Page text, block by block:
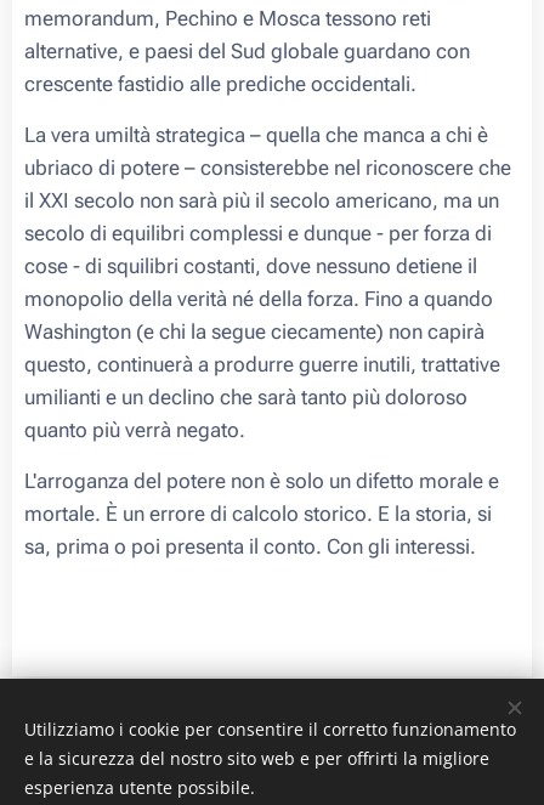
memorandum, Pechino e Mosca tessono reti
alternative, e paesi del Sud globale guardano con
crescente fastidio alle prediche occidentali.
La vera umiltà strategica – quella che manca a chi è
ubriaco di potere – consisterebbe nel riconoscere che
il XXI secolo non sarà più il secolo americano, ma un
secolo di equilibri complessi e dunque - per forza di
cose - di squilibri costanti, dove nessuno detiene il
monopolio della verità né della forza. Fino a quando
Washington (e chi la segue ciecamente) non capirà
questo, continuerà a produrre guerre inutili, trattative
umilianti e un declino che sarà tanto più doloroso
quanto più verrà negato.
L'arroganza del potere non è solo un difetto morale e
mortale. È un errore di calcolo storico. E la storia, si
sa, prima o poi presenta il conto. Con gli interessi.
Immagini e ®
Le immagini sono prese dal web libero. In caso contrario inviare una
segnalazione al
Utilizziamo i cookie per consentire il corretto funzionamento
e la sicurezza del nostro sito web e per offrirti la migliore
esperienza utente possibile.